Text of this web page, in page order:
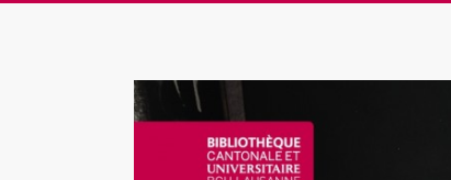
Rarissima
Livres
manuscrits